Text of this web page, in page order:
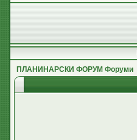
ПЛАНИНАРСКИ ФОРУМ Форуми